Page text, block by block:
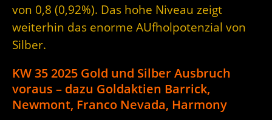
von 0,8 (0,92%). Das hohe Niveau zeigt
weiterhin das enorme AUfholpotenzial von
Silber.
KW 35 2025 Gold und Silber Ausbruch
voraus – dazu Goldaktien Barrick,
Newmont, Franco Nevada, Harmony